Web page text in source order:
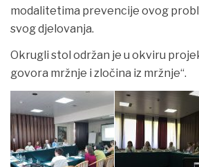
modalitetima prevencije ovog
svog djelovanja.
Okrugli stol održan je u okviru
govora mržnje i zločina iz mržnje“.